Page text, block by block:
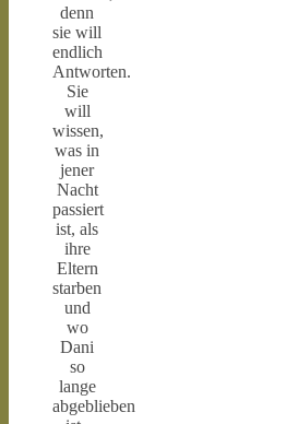
denn
sie will
endlich
Antworten.
Sie
will
wissen,
was in
jener
Nacht
passiert
ist, als
ihre
Eltern
starben
und
wo
Dani
so
lange
abgeblieben